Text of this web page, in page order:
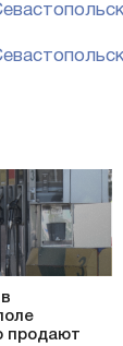
продают